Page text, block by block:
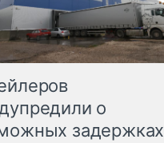
о
задержках